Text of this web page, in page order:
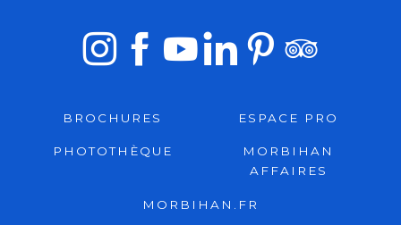
BROCHURES ESPACE PRO
PHOTOTHÈQUE
MORBIHAN
AFFAIRES
MORBIHAN.FR